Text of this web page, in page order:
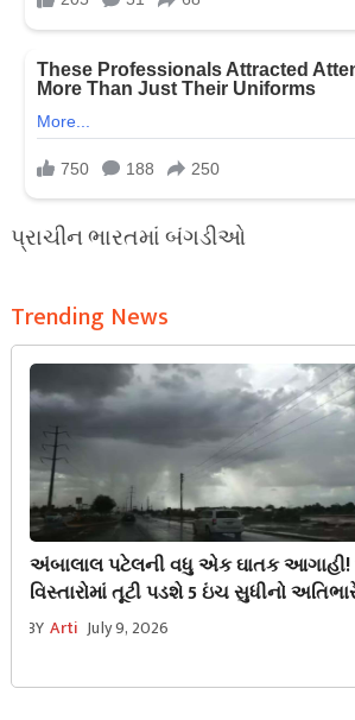
પ્રાચીન ભારતમાં બંગડીઓ
Trending News
અંબાલાલ પટેલની વધુ એક ઘાતક
વિસ્તારોમાં તૂટી પડશે 5 ઇંચ સુધીનો
વરસાદ
BY Arti July 9, 2026